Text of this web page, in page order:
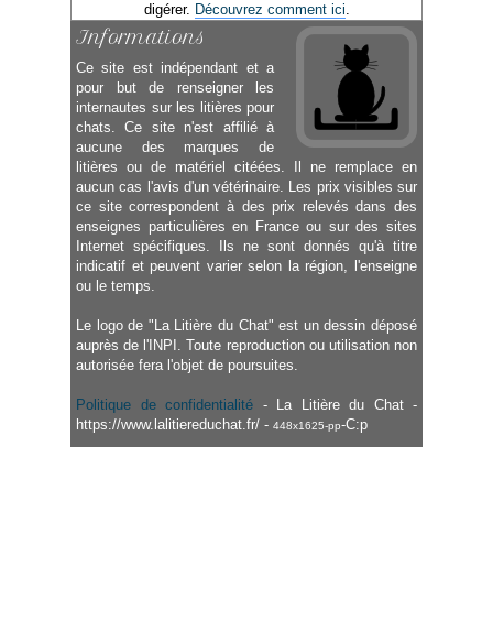
digérer. Découvrez comment ici.
Informations
Ce site est indépendant et a
pour but de renseigner les
internautes sur les litières pour
chats. Ce site n'est affilié à
aucune des marques de
litières ou de matériel citéées. Il ne remplace en
aucun cas l'avis d'un vétérinaire. Les prix visibles sur
ce site correspondent à des prix relevés dans des
enseignes particulières en France ou sur des sites
Internet spécifiques. Ils ne sont donnés qu'à titre
indicatif et peuvent varier selon la région, l'enseigne
ou le temps.
Le logo de "La Litière du Chat" est un dessin déposé
auprès de l'INPI. Toute reproduction ou utilisation non
autorisée fera l'objet de poursuites.
Politique de confidentialité - La Litière du Chat -
https://www.lalitiereduchat.fr/ - 448x1625 -C:p